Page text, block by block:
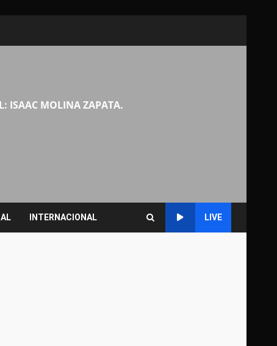
ISAAC MOLINA ZAPATA.
INTERNACIONAL LIVE